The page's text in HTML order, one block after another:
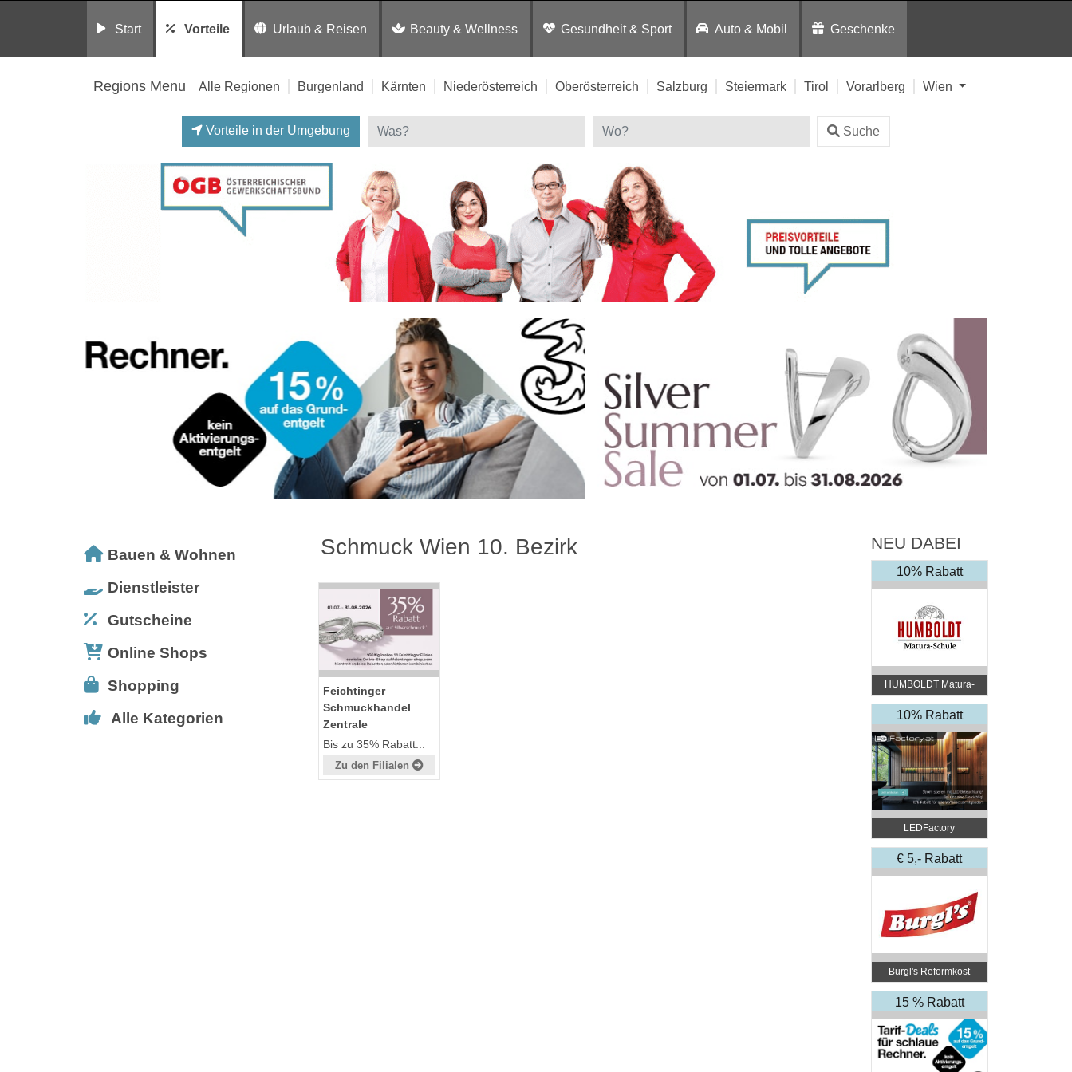
Start Vorteile Urlaub & Reisen Beauty & Wellness Gesundheit & Sport Auto & Mobil Geschenke
Regions Menu Alle Regionen Burgenland Kärnten Niederösterreich Oberösterreich Salzburg Steiermark Tirol Vorarlberg Wien
Vorteile in der Umgebung Suche
Bauen & Wohnen
Dienstleister
Gutscheine
Online Shops
Shopping
Alle Kategorien
Schmuck Wien 10. Bezirk
Feichtinger
Schmuckhandel
Zentrale
Bis zu 35% Rabatt...
Zu den Filialen
NEU DABEI
10% Rabatt
HUMBOLDT Matura-
Schule
10% Rabatt
LEDFactory
€ 5,- Rabatt
Burgl's Reformkost
15 % Rabatt